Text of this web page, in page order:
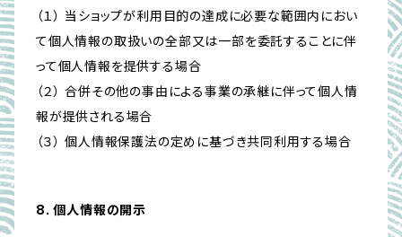
（１） 当ショップが利用目的の達成に必要な範囲内におい
て個人情報の取扱いの全部又は一部を委託することに伴
って個人情報を提供する場合
（２） 合併その他の事由による事業の承継に伴って個人情
報が提供される場合
（３） 個人情報保護法の定めに基づき共同利用する場合
8. 個人情報の開示